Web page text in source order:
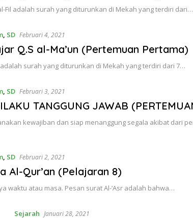
Fil adalah surah yang diturunkan di Mekah yang terdiri dari…
, SD Februari 4, 2021
Q.S al-Ma’un (Pertemuan Pertama)
adalah surah yang diturunkan di Mekah yang terdiri dari 7…
, SD Februari 3, 2021
TANGGUNG JAWAB
kewajiban dan siap menanggung segala akibat dari
, SD Februari 2, 2021
Al-Qur’an (Pelajaran 8)
waktu atau masa. Pesan surat Al-‘Asr adalah bahwa…
Sejarah Januari 28, 2021